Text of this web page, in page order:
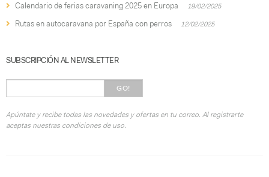
Calendario de ferias caravaning 2025 en Europa 19/02/2025
Rutas en autocaravana por España con perros 12/02/2025
SUBSCRIPCIÓN AL NEWSLETTER
GO!
Apúntate y recibe todas las novedades y ofertas en tu correo. Al registrarte
aceptas nuestras condiciones de uso.